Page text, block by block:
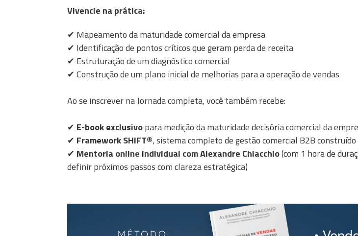
Vivencie na prática:
✔ Mapeamento da maturidade comercial da empresa
✔ Identificação de pontos críticos que geram perda de receita
✔ Estruturação de um diagnóstico comercial
✔ Construção de um plano inicial de melhorias para a operação de vendas
Ao se inscrever na Jornada completa, você também recebe:
✔ E-book exclusivopara medição da maturidade decisória comercial da
✔ Framework SHIFT®, sistema completo de gestão comercial B2B
✔ Mentoria online individual com Alexandre Chiacchio(com 1 hora de
definir próximos passos com clareza estratégica)